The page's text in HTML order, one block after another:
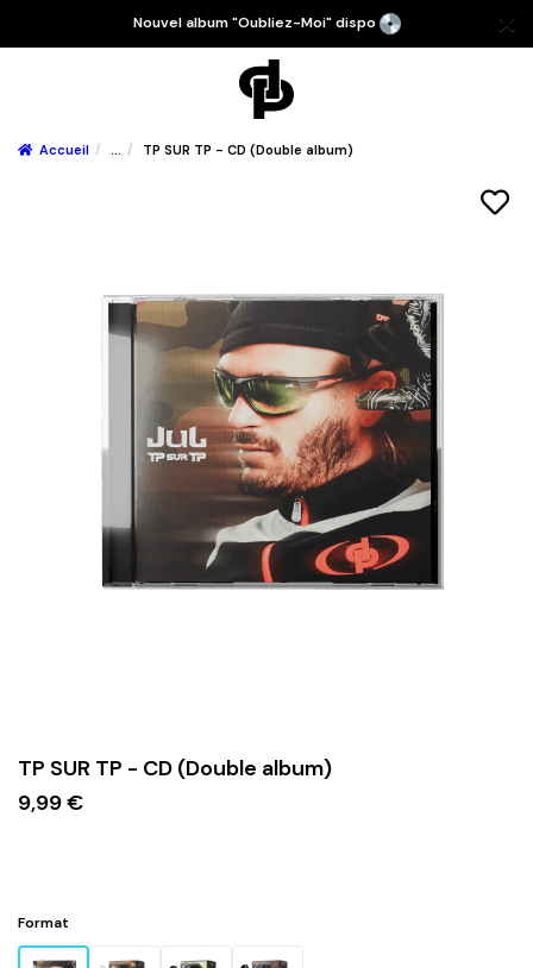
Nouvel album "Oubliez-Moi" dispo
Accueil ... TP SUR TP - CD (Double album)
TP SUR TP - CD (Double album)
9,99 €
Format